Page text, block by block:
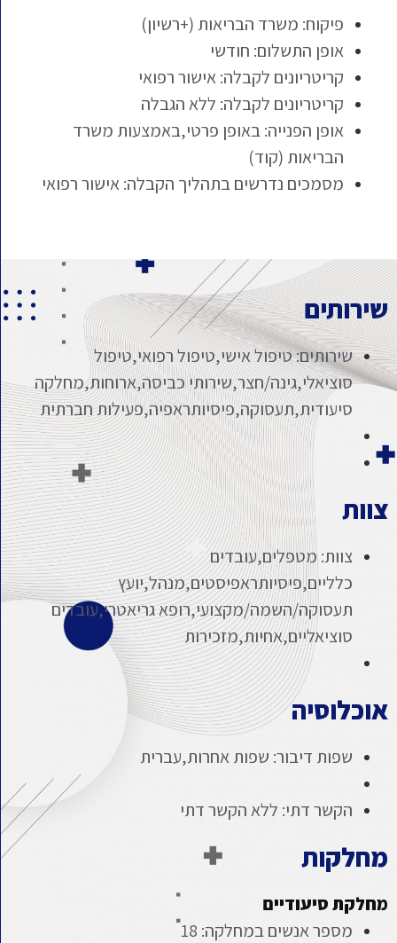
פיקוח: משרד הבריאות (+רשיון)
אופן התשלום: חודשי
קריטריונים לקבלה: אישור רפואי
קריטריונים לקבלה: ללא הגבלה
אופן הפנייה: באופן פרטי,באמצעות משרד
הבריאות (קוד)
מסמכים נדרשים בתהליך הקבלה: אישור רפואי
שירותים
שירותים: טיפול אישי,טיפול רפואי,טיפול
סוציאלי,גינה/חצר,שירותי כביסה,ארוחות,מחלקה
סיעודית,תעסוקה,פיסיותראפיה,פעילות חברתית
צוות
צוות: מטפלים,עובדים
כלליים,פיסיותראפיסטים,מנהל,יועץ
תעסוקה/השמה/מקצועי,רופא גריאטרי,עובדים
סוציאליים,אחיות,מזכירות
אוכלוסיה
שפות דיבור: שפות אחרות,עברית
הקשר דתי: ללא הקשר דתי
מחלקות
מחלקת סיעודיים
מספר אנשים במחלקה: 18